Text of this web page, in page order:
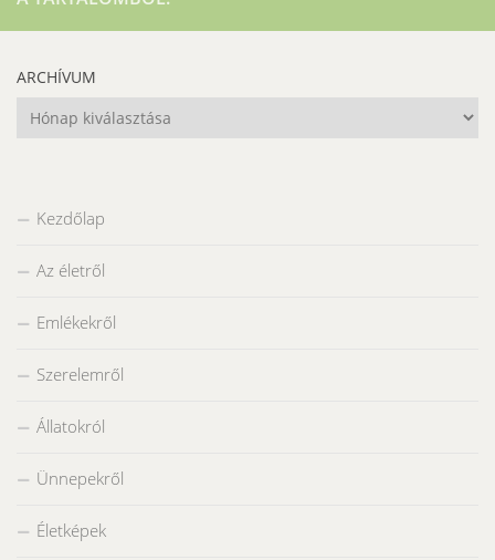
ARCHÍVUM
Archívum
Kezdőlap
Az életről
Emlékekről
Szerelemről
Állatokról
Ünnepekről
Életképek